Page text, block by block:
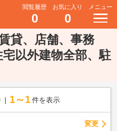
閲覧履歴
0
お気に入り
0
メニュー
貸、店舗、事務
以外建物全部、駐
1～1 件を表示
変更